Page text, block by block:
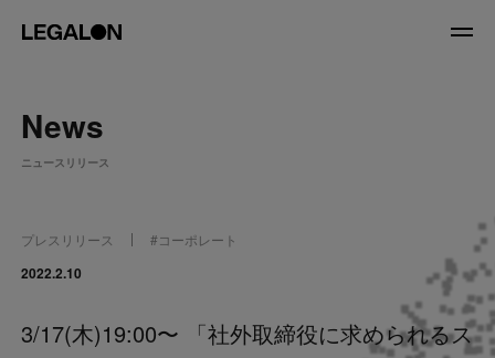
About
Service
News
News
ニュースリリース
プレスリリース #コーポレート
2022.2.10
3/17(木)19:00〜 「社外取締役に求められるス